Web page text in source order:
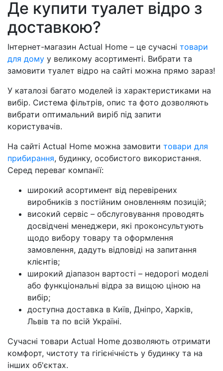
Де купити туалет відро з
доставкою?
Інтернет-магазин Actual Home – це сучасні товари
для дому у великому асортименті. Вибрати та
замовити туалет відро на сайті можна прямо зараз!
У каталозі багато моделей із характеристиками на
вибір. Система фільтрів, опис та фото дозволяють
вибрати оптимальний виріб під запити
користувачів.
На сайті Actual Home можна замовити товари для
прибирання, будинку, особистого використання.
Серед переваг компанії:
широкий асортимент від перевірених
виробників з постійним оновленням позицій;
високий сервіс – обслуговування проводять
досвідчені менеджери, які проконсультують
щодо вибору товару та оформлення
замовлення, дадуть відповіді на запитання
клієнтів;
широкий діапазон вартості – недорогі моделі
або функціональні відра за вищою ціною на
вибір;
доступна доставка в Київ, Дніпро, Харків,
Львів та по всій Україні.
Сучасні товари Actual Home дозволяють отримати
комфорт, чистоту та гігієнічність у будинку та на
інших об'єктах.